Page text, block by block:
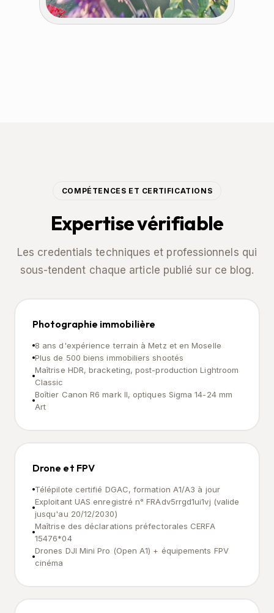
COMPÉTENCES ET CERTIFICATIONS
Expertise vérifiable
Les credentials techniques et professionnels qui
sous-tendent chaque article publié sur ce blog.
Photographie immobilière
8 ans d'expérience terrain à Metz et en Moselle
Plus de 500 biens immobiliers shootés
Maîtrise HDR, bracketing, post-production Lightroom
Classic
Boîtier Canon R6 mark II, optiques Sigma 14-24 mm
Art
Drone et FPV
Télépilote certifié DGAC, formation A1/A3 à jour
Exploitant UAS enregistré n° FRAdv5rrgd1ui1vj (valide
jusqu'au 20/12/2030)
Maîtrise des déclarations préfectorales CERFA
15476*04
Drones DJI Mini Pro (Open A1) + équipements FPV
cinéma